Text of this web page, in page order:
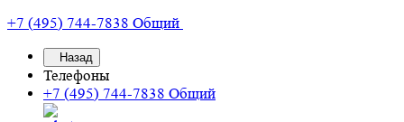
+7 (495) 744-7838 Общий
Назад
Телефоны
+7 (495) 744-7838 Общий